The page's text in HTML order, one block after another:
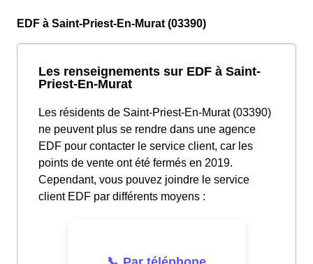
EDF à Saint-Priest-En-Murat (03390)
Les renseignements sur EDF à Saint-
Priest-En-Murat
Les résidents de Saint-Priest-En-Murat (03390)
ne peuvent plus se rendre dans une agence
EDF pour contacter le service client, car les
points de vente ont été fermés en 2019.
Cependant, vous pouvez joindre le service
client EDF par différents moyens :